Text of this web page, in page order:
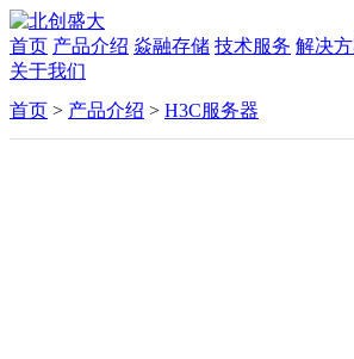
首页 产品介绍 焱融存储 技术服务 解决
关于我们
首页 > 产品介绍 > H3C服务器